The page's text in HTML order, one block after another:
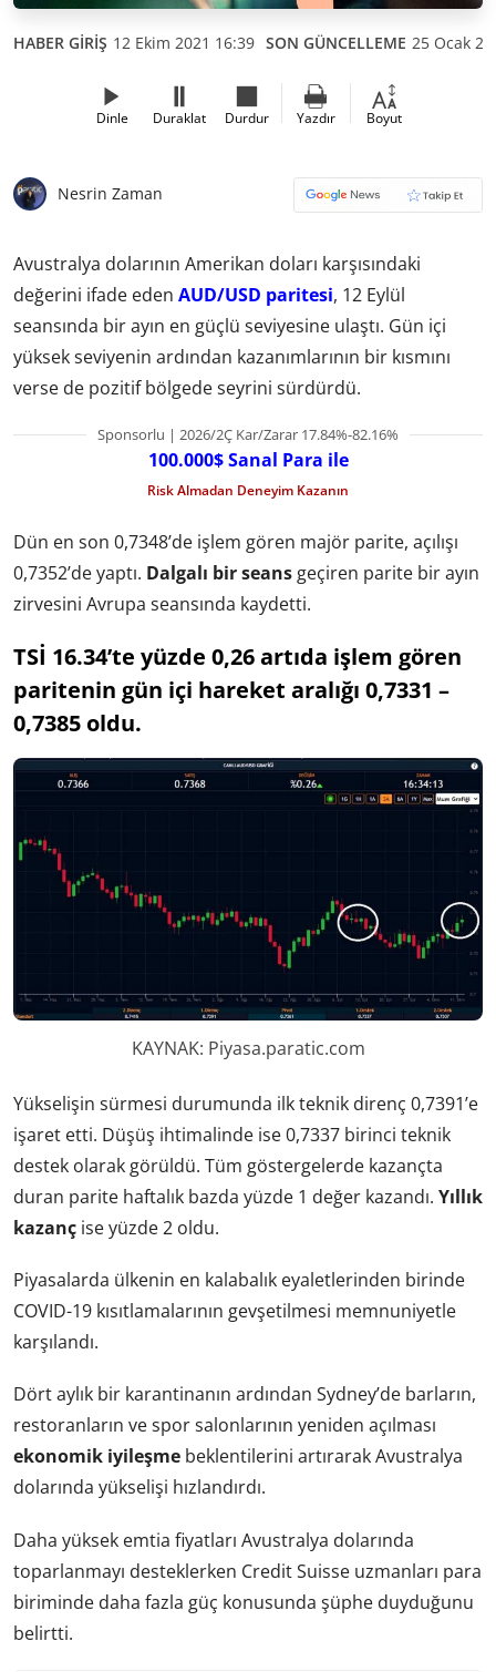
HABER GİRİŞ 12 Ekim 2021 16:39 SON GÜNCELLEME 25 Ocak
Dinle Duraklat Durdur Yazdır Boyut
Nesrin Zaman
Avustralya dolarının Amerikan doları karşısındaki
değerini ifade eden AUD/USD paritesi, 12 Eylül
seansında bir ayın en güçlü seviyesine ulaştı. Gün içi
yüksek seviyenin ardından kazanımlarının bir kısmını
verse de pozitif bölgede seyrini sürdürdü.
Sponsorlu | 2026/2Ç Kar/Zarar 17.84%-82.16%
100.000$ Sanal Para ile
Risk Almadan Deneyim Kazanın
Dün en son 0,7348’de işlem gören majör parite, açılışı
0,7352’de yaptı. Dalgalı bir seans geçiren parite bir ayın
zirvesini Avrupa seansında kaydetti.
TSİ 16.34’te yüzde 0,26 artıda işlem gören
paritenin gün içi hareket aralığı 0,7331 –
0,7385 oldu.
KAYNAK: Piyasa.paratic.com
Yükselişin sürmesi durumunda ilk teknik direnç 0,7391’e
işaret etti. Düşüş ihtimalinde ise 0,7337 birinci teknik
destek olarak görüldü. Tüm göstergelerde kazançta
duran parite haftalık bazda yüzde 1 değer kazandı. Yıllık
kazanç ise yüzde 2 oldu.
Piyasalarda ülkenin en kalabalık eyaletlerinden birinde
COVID-19 kısıtlamalarının gevşetilmesi memnuniyetle
karşılandı.
Dört aylık bir karantinanın ardından Sydney’de barların,
restoranların ve spor salonlarının yeniden açılması
ekonomik iyileşme beklentilerini artırarak Avustralya
dolarında yükselişi hızlandırdı.
Daha yüksek emtia fiyatları Avustralya dolarında
toparlanmayı desteklerken Credit Suisse uzmanları para
biriminde daha fazla güç konusunda şüphe duyduğunu
belirtti.